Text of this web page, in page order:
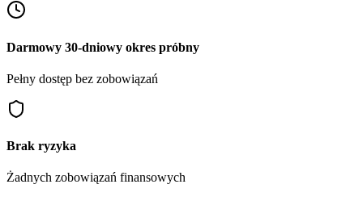
Darmowy 30-dniowy okres próbny
Pełny dostęp bez zobowiązań
Brak ryzyka
Żadnych zobowiązań finansowych